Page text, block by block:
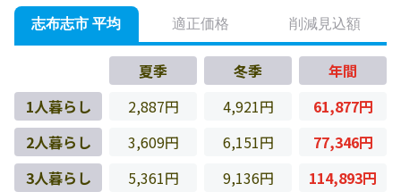
志布志市 平均 適正価格 削減見込額
夏季 冬季
年間
1人暮らし
2,887円 4,921円
61,877円
2人暮らし
3,609円 6,151円
77,346円
3人暮らし
5,361円 9,136円
114,893円